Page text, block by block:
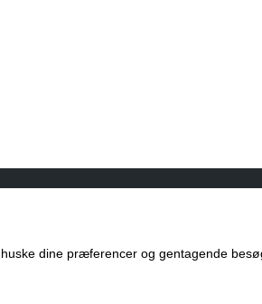
dine præferencer og gentagende